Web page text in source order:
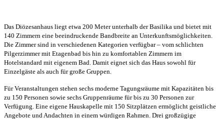
Das Diözesanhaus liegt etwa 200 Meter unterhalb der Basilika und bietet mit
140 Zimmern eine beeindruckende Bandbreite an Unterkunftsmöglichkeiten.
Die Zimmer sind in verschiedenen Kategorien verfügbar – vom schlichten
Pilgerzimmer mit Etagenbad bis hin zu komfortablen Zimmern im
Hotelstandard mit eigenem Bad. Damit eignet sich das Haus sowohl für
Einzelgäste als auch für große Gruppen.
Für Veranstaltungen stehen sechs moderne Tagungsräume mit Kapazitäten bis
zu 150 Personen sowie sechs Gruppenräume für bis zu 30 Personen zur
Verfügung. Eine eigene Hauskapelle mit 150 Sitzplätzen ermöglicht geistliche
Angebote und Andachten in einem würdigen Rahmen. Drei großzügige